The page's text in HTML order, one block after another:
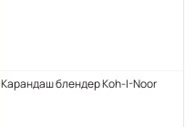
Карандаш блендер Koh-I-Noor